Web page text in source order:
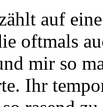
auf
oftmals
mir so
Ihr